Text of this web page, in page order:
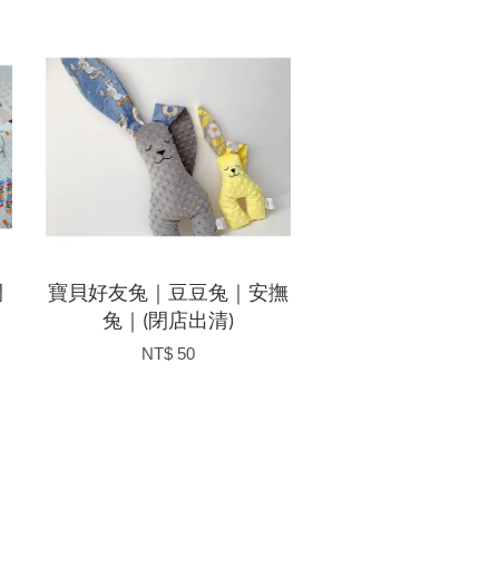
寶貝好友兔｜豆豆兔｜安撫
兔｜(閉店出清)
NT$ 50